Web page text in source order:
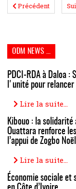
Précédent
ODM NEWS ...
PDCI-RDA à Daloa :
l'unité pour
Lire la suite...
Kibouo : la
Ouattara renforce
l’appui de Zogbo Noël
Lire la suite...
Économie sociale et